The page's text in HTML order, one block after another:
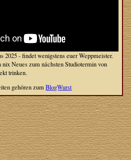
2025 - findet wenigstens euer Weppmeister.
Neues zum nächsten Studiotermin von
trinken.
gehören zumBlogWurst